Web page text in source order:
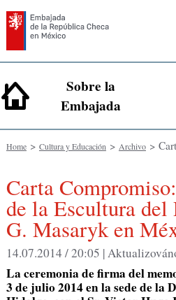
Sobre la
Embajada
Home> Cultura y Educación> Archivo>
Carta Compromiso: Preservación
de la Escultura del
G. Masaryk en
14.07.2014 / 20:05 |
La ceremonia de firma del
3 de julio 2014 en la sede de la